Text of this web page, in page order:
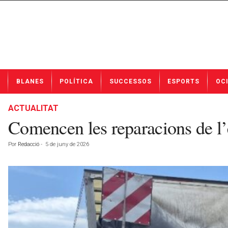
t
BLANES POLÍTICA SUCCESSOS ESPORTS OCI
ACTUALITAT
Comencen les reparacions de
Por Redacció - 5 de juny de 2026